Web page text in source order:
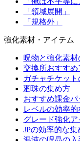
「領域展開」
「規格外」
強化素材・アイテム
呪物と強化素
交換所おすすめ
ガチャチケッ
廻珠の集め方
おすすめ課金パ
レベルの効率
グレード強化
JPの効率的な集